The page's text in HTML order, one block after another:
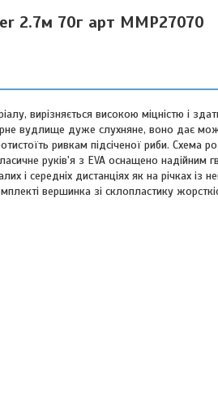
2.7м 70г арт MMP27070
вирізняється високою міцністю і
вудлище дуже слухняне, воно дає
ривкам підсіченої риби. Схема
руків'я з EVA оснащено надійним
середніх дистанціях як на річках із
вершинка зі склопластику